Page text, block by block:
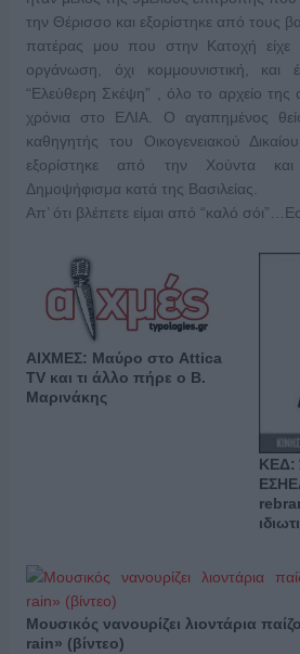
την Θέρισσο και εξορίστηκε από τους
πατέρας μου που στην Κατοχή είχε
οργάνωση, όχι κομμουνιστική, και
“Ελεύθερη Σκέψη” , όλο το αρχείο
χρόνια στο ΕΛΙΑ. Ο αγαπημένος
καθηγητής του Οικογενειακού
εξορίστηκε από την Χούντα
Δημοψήφισμα κατά της Βασιλείας.
Απ’ ότι βλέπετε είμαι από “καλό
ΑΙΧΜΕΣ: Μαύρο στο Attica
TV και τι άλλο πήρε ο Β.
Μαρινάκης
ΚΕΔ:
Μουσικός νανουρίζει λιοντάρια
rain» (βίντεο)